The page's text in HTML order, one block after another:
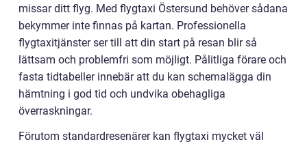
missar ditt flyg. Med flygtaxi Östersund behöver sådana
bekymmer inte finnas på kartan. Professionella
flygtaxitjänster ser till att din start på resan blir så
lättsam och problemfri som möjligt. Pålitliga förare och
fasta tidtabeller innebär att du kan schemalägga din
hämtning i god tid och undvika obehagliga
överraskningar.
Förutom standardresenärer kan flygtaxi mycket väl